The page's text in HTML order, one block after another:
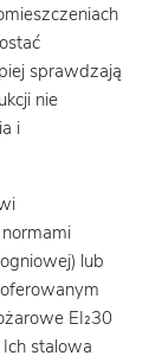
sprawdzają
nie
i
lub
EI₂30
stalowa